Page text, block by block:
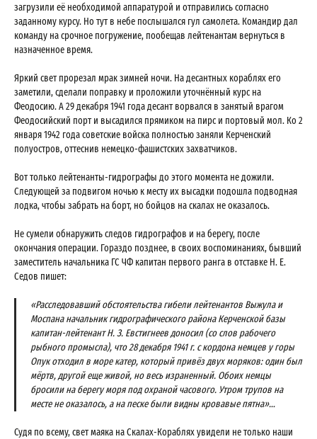
загрузили её необходимой аппаратурой и отправились согласно
заданному курсу. Но тут в небе послышался гул самолета. Командир дал
команду на срочное погружение, пообещав лейтенантам вернуться в
назначенное время.
Яркий свет прорезал мрак зимней ночи. На десантных кораблях его
заметили, сделали поправку и проложили уточнённый курс на
Феодосию. А 29 декабря 1941 года десант ворвался в занятый врагом
Феодосийский порт и высадился прямиком на пирс и портовый мол. Ко 2
января 1942 года советские войска полностью заняли Керченский
полуостров, оттеснив немецко-фашистских захватчиков.
Вот только лейтенанты-гидрографы до этого момента не дожили.
Следующей за подвигом ночью к месту их высадки подошла подводная
лодка, чтобы забрать на борт, но бойцов на скалах не оказалось.
Не сумели обнаружить следов гидрографов и на берегу, после
окончания операции. Гораздо позднее, в своих воспоминаниях, бывший
заместитель начальника ГС ЧФ капитан первого ранга в отставке Н. Е.
Седов пишет:
«Расследовавший обстоятельства гибели лейтенантов Выжула и
Моспана начальник гидрографического района Керченской базы
капитан-лейтенант Н. З. Евстигнеев доносил (со слов рабочего
рыбного промысла), что 28 декабря 1941 г. с кордона немцев у горы
Опук отходил в море катер, который привёз двух моряков: один был
мёртв, другой еще живой, но весь израненный. Обоих немцы
бросили на берегу моря под охраной часового. Утром трупов на
месте не оказалось, а на песке были видны кровавые пятна»…
Судя по всему, свет маяка на Скалах-Кораблях увидели не только наши